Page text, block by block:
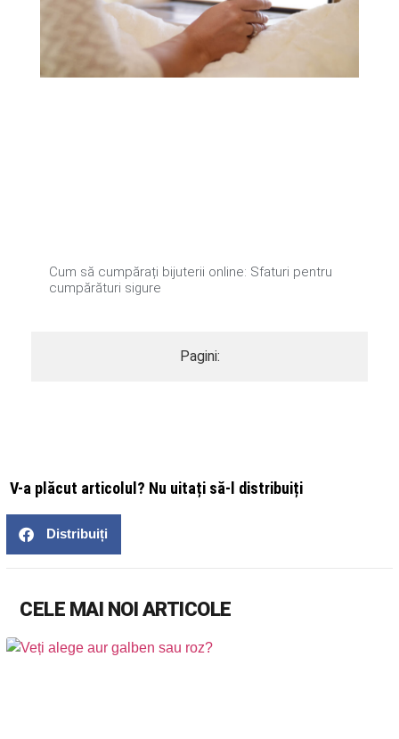
Cum să cumpărați bijuterii online: Sfaturi pentru
cumpărături sigure
Pagini:
V-a plăcut articolul? Nu uitați să-l distribuiți
Distribuiți
CELE MAI NOI ARTICOLE